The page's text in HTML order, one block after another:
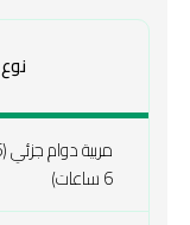
6 ساعات)